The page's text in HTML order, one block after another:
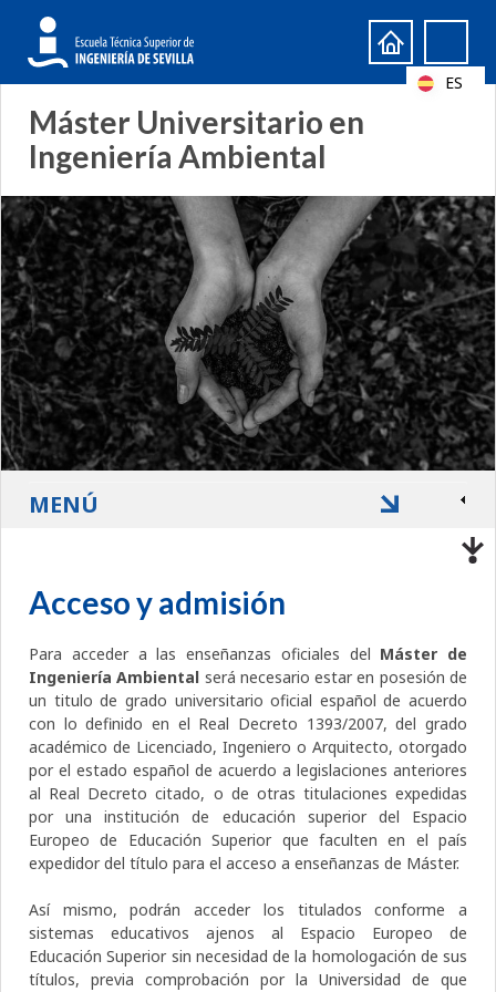
Formulario
de
búsqueda
Search
Máster Universitario en
Ingeniería Ambiental
Acceso y admisión
Para acceder a las enseñanzas oficiales del Máster de
Ingeniería Ambiental será necesario estar en posesión de
un titulo de grado universitario oficial español de acuerdo
con lo definido en el Real Decreto 1393/2007, del grado
académico de Licenciado, Ingeniero o Arquitecto, otorgado
por el estado español de acuerdo a legislaciones anteriores
al Real Decreto citado, o de otras titulaciones expedidas
por una institución de educación superior del Espacio
Europeo de Educación Superior que faculten en el país
expedidor del título para el acceso a enseñanzas de Máster.
Así mismo, podrán acceder los titulados conforme a
sistemas educativos ajenos al Espacio Europeo de
Educación Superior sin necesidad de la homologación de sus
títulos, previa comprobación por la Universidad de que
MENÚ
ES